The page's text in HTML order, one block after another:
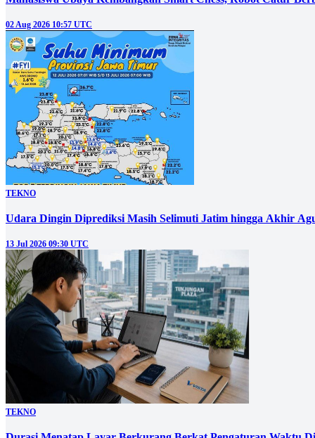
02 Aug 2026 10:57 UTC
TEKNO
Udara Dingin Diprediksi Masih Selimuti Jatim hingga Akhir
13 Jul 2026 09:30 UTC
TEKNO